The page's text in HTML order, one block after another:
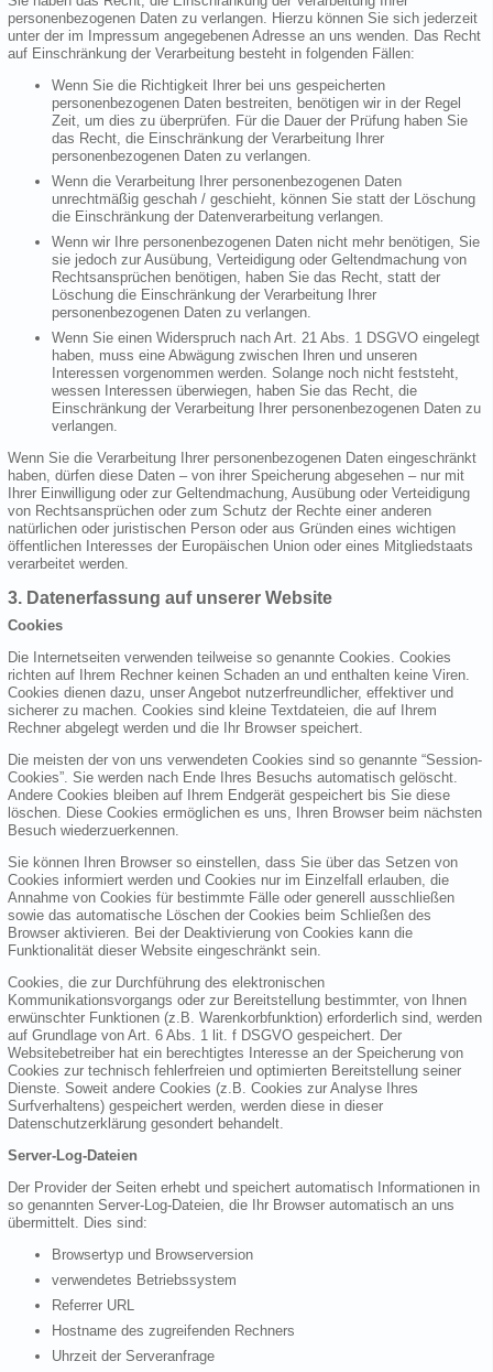
personenbezogenen Daten zu verlangen. Hierzu können Sie sich jederzeit
unter der im Impressum angegebenen Adresse an uns wenden. Das Recht
auf Einschränkung der Verarbeitung besteht in folgenden Fällen:
Wenn Sie die Richtigkeit Ihrer bei uns gespeicherten
personenbezogenen Daten bestreiten, benötigen wir in der Regel
Zeit, um dies zu überprüfen. Für die Dauer der Prüfung haben Sie
das Recht, die Einschränkung der Verarbeitung Ihrer
personenbezogenen Daten zu verlangen.
Wenn die Verarbeitung Ihrer personenbezogenen Daten
unrechtmäßig geschah / geschieht, können Sie statt der Löschung
die Einschränkung der Datenverarbeitung verlangen.
Wenn wir Ihre personenbezogenen Daten nicht mehr benötigen, Sie
sie jedoch zur Ausübung, Verteidigung oder Geltendmachung von
Rechtsansprüchen benötigen, haben Sie das Recht, statt der
Löschung die Einschränkung der Verarbeitung Ihrer
personenbezogenen Daten zu verlangen.
Wenn Sie einen Widerspruch nach Art. 21 Abs. 1 DSGVO eingelegt
haben, muss eine Abwägung zwischen Ihren und unseren
Interessen vorgenommen werden. Solange noch nicht feststeht,
wessen Interessen überwiegen, haben Sie das Recht, die
Einschränkung der Verarbeitung Ihrer personenbezogenen Daten zu
verlangen.
Wenn Sie die Verarbeitung Ihrer personenbezogenen Daten eingeschränkt
haben, dürfen diese Daten – von ihrer Speicherung abgesehen – nur mit
Ihrer Einwilligung oder zur Geltendmachung, Ausübung oder Verteidigung
von Rechtsansprüchen oder zum Schutz der Rechte einer anderen
natürlichen oder juristischen Person oder aus Gründen eines wichtigen
öffentlichen Interesses der Europäischen Union oder eines Mitgliedstaats
verarbeitet werden.
3. Datenerfassung auf unserer Website
Cookies
Die Internetseiten verwenden teilweise so genannte Cookies. Cookies
richten auf Ihrem Rechner keinen Schaden an und enthalten keine Viren.
Cookies dienen dazu, unser Angebot nutzerfreundlicher, effektiver und
sicherer zu machen. Cookies sind kleine Textdateien, die auf Ihrem
Rechner abgelegt werden und die Ihr Browser speichert.
Die meisten der von uns verwendeten Cookies sind so genannte “Session-
Cookies”. Sie werden nach Ende Ihres Besuchs automatisch gelöscht.
Andere Cookies bleiben auf Ihrem Endgerät gespeichert bis Sie diese
löschen. Diese Cookies ermöglichen es uns, Ihren Browser beim nächsten
Besuch wiederzuerkennen.
Sie können Ihren Browser so einstellen, dass Sie über das Setzen von
Cookies informiert werden und Cookies nur im Einzelfall erlauben, die
Annahme von Cookies für bestimmte Fälle oder generell ausschließen
sowie das automatische Löschen der Cookies beim Schließen des
Browser aktivieren. Bei der Deaktivierung von Cookies kann die
Funktionalität dieser Website eingeschränkt sein.
Cookies, die zur Durchführung des elektronischen
Kommunikationsvorgangs oder zur Bereitstellung bestimmter, von Ihnen
erwünschter Funktionen (z.B. Warenkorbfunktion) erforderlich sind, werden
auf Grundlage von Art. 6 Abs. 1 lit. f DSGVO gespeichert. Der
Websitebetreiber hat ein berechtigtes Interesse an der Speicherung von
Cookies zur technisch fehlerfreien und optimierten Bereitstellung seiner
Dienste. Soweit andere Cookies (z.B. Cookies zur Analyse Ihres
Surfverhaltens) gespeichert werden, werden diese in dieser
Datenschutzerklärung gesondert behandelt.
Server-Log-Dateien
Der Provider der Seiten erhebt und speichert automatisch Informationen in
so genannten Server-Log-Dateien, die Ihr Browser automatisch an uns
übermittelt. Dies sind:
Browsertyp und Browserversion
verwendetes Betriebssystem
Referrer URL
Hostname des zugreifenden Rechners
Uhrzeit der Serveranfrage